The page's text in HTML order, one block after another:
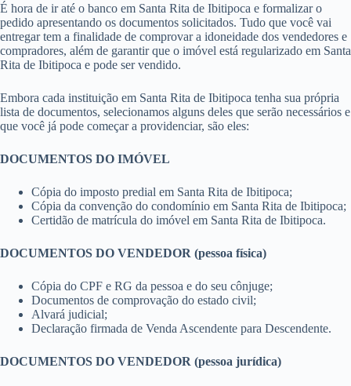
É hora de ir até o banco em Santa Rita de Ibitipoca e formalizar o
pedido apresentando os documentos solicitados. Tudo que você vai
entregar tem a finalidade de comprovar a idoneidade dos vendedores e
compradores, além de garantir que o imóvel está regularizado em Santa
Rita de Ibitipoca e pode ser vendido.
Embora cada instituição em Santa Rita de Ibitipoca tenha sua própria
lista de documentos, selecionamos alguns deles que serão necessários e
que você já pode começar a providenciar, são eles:
DOCUMENTOS DO IMÓVEL
Cópia do imposto predial em Santa Rita de Ibitipoca;
Cópia da convenção do condomínio em Santa Rita de Ibitipoca;
Certidão de matrícula do imóvel em Santa Rita de Ibitipoca.
DOCUMENTOS DO VENDEDOR (pessoa física)
Cópia do CPF e RG da pessoa e do seu cônjuge;
Documentos de comprovação do estado civil;
Alvará judicial;
Declaração firmada de Venda Ascendente para Descendente.
DOCUMENTOS DO VENDEDOR (pessoa jurídica)